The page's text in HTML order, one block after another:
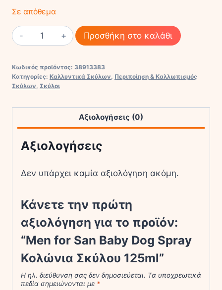
Σε απόθεμα
Men
for
Baby
Dog
Σκύλου
125ml
ποσότητα
Προσθήκη στο καλάθι
Κωδικός προϊόντος: 38913383
Κατηγορίες: Καλλυντικά Σκύλων Περιποίηση & Καλλωπισμός
Σκύλων Σκύλοι
Αξιολογήσεις (0)
Αξιολογήσεις
Δεν υπάρχει καμία αξιολόγηση ακόμη.
Κάνετε την πρώτη
αξιολόγηση για το προϊόν:
“Men for San Baby Dog Spray
Κολώνια Σκύλου 125ml”
Η ηλ. διεύθυνση σας δεν δημοσιεύεται. Τα υποχρεωτικά
πεδία σημειώνονται με *